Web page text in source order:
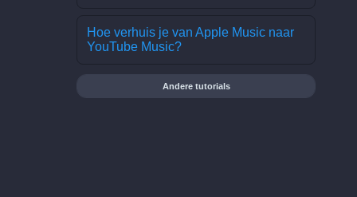
Hoe verhuis je van Apple Music naar
YouTube Music?
Andere tutorials